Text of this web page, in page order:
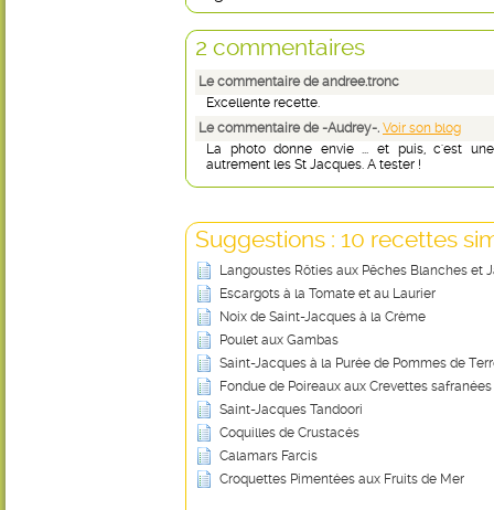
2 commentaires
Le commentaire de andree.tronc
Excellente recette.
Le commentaire de -Audrey-. Voir son blog
La photo donne envie ... et puis, c'est
autrement les St Jacques. A tester !
Suggestions : 10 recettes
Langoustes Rôties aux Pêches Blanches et
Escargots à la Tomate et au Laurier
Noix de Saint-Jacques à la Crème
Poulet aux Gambas
Saint-Jacques à la Purée de Pommes de
Fondue de Poireaux aux Crevettes safranées
Saint-Jacques Tandoori
Coquilles de Crustacés
Calamars Farcis
Croquettes Pimentées aux Fruits de Mer